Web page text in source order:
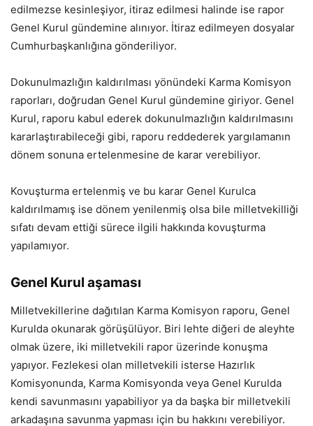
edilmezse kesinleşiyor, itiraz edilmesi halinde ise rapor
Genel Kurul gündemine alınıyor. İtiraz edilmeyen dosyalar
Cumhurbaşkanlığına gönderiliyor.
Dokunulmazlığın kaldırılması yönündeki Karma Komisyon
raporları, doğrudan Genel Kurul gündemine giriyor. Genel
Kurul, raporu kabul ederek dokunulmazlığın kaldırılmasını
kararlaştırabileceği gibi, raporu reddederek yargılamanın
dönem sonuna ertelenmesine de karar verebiliyor.
Kovuşturma ertelenmiş ve bu karar Genel Kurulca
kaldırılmamış ise dönem yenilenmiş olsa bile milletvekilliği
sıfatı devam ettiği sürece ilgili hakkında kovuşturma
yapılamıyor.
Genel Kurul aşaması
Milletvekillerine dağıtılan Karma Komisyon raporu, Genel
Kurulda okunarak görüşülüyor. Biri lehte diğeri de aleyhte
olmak üzere, iki milletvekili rapor üzerinde konuşma
yapıyor. Fezlekesi olan milletvekili isterse Hazırlık
Komisyonunda, Karma Komisyonda veya Genel Kurulda
kendi savunmasını yapabiliyor ya da başka bir milletvekili
arkadaşına savunma yapması için bu hakkını verebiliyor.